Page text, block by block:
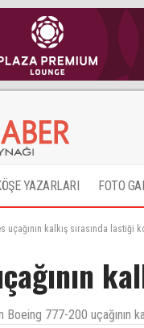
YAZARLARI FOTO
uçağının kalkış sırasında lastiği
777-200 uçağının